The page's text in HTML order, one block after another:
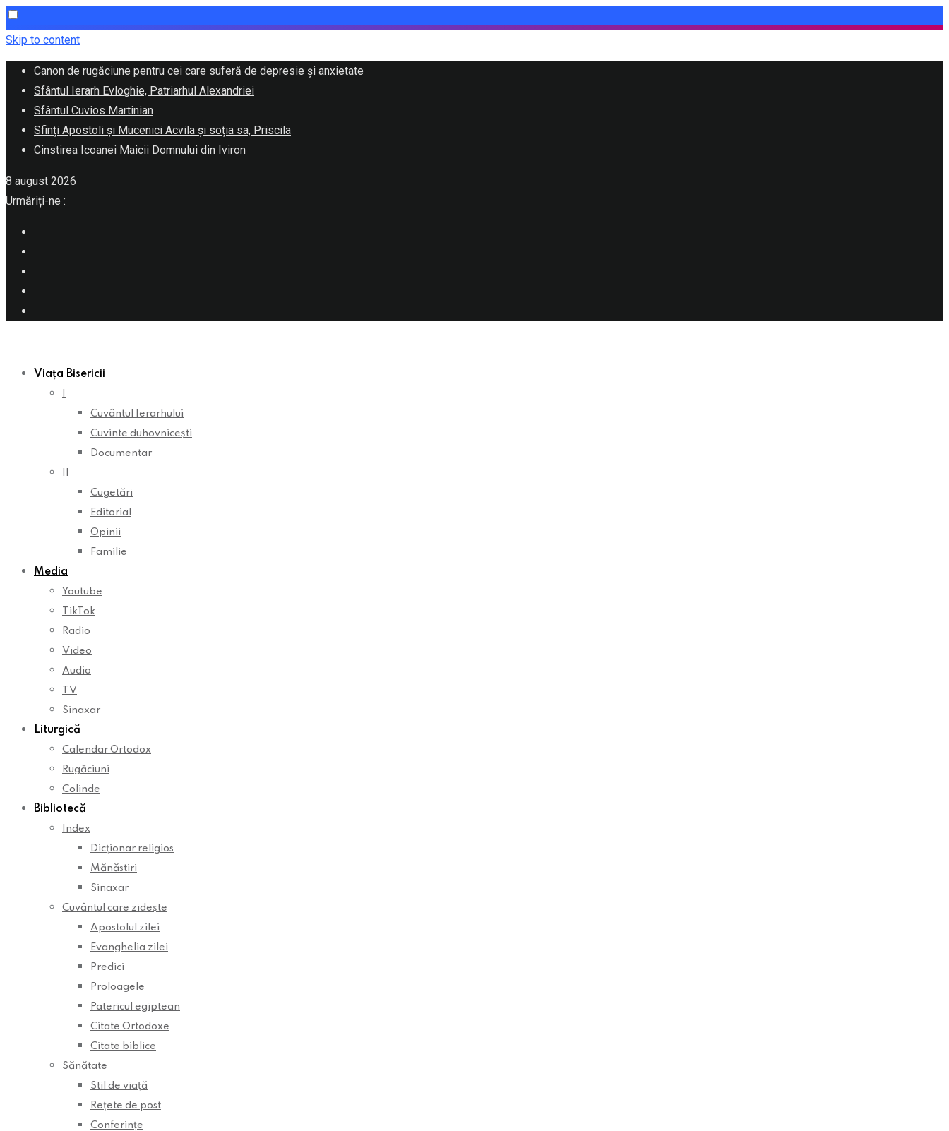
Skip to content
Canon de rugăciune pentru cei care suferă de depresie și anxietate
Sfântul Ierarh Evloghie, Patriarhul Alexandriei
Sfântul Cuvios Martinian
Sfinți Apostoli și Mucenici Acvila și soția sa, Priscila
Cinstirea Icoanei Maicii Domnului din Iviron
8 august 2026
Urmăriți-ne :
Viața Bisericii
Cuvântul Ierarhului
Cuvinte duhovnicești
Documentar
Cugetări
Editorial
Opinii
Familie
Media
Youtube
TikTok
Radio
Video
Audio
TV
Sinaxar
Liturgică
Calendar Ortodox
Rugăciuni
Colinde
Bibliotecă
Index
Dicționar religios
Mănăstiri
Sinaxar
Cuvântul care zidește
Apostolul zilei
Evanghelia zilei
Predici
Proloagele
Patericul egiptean
Citate Ortodoxe
Citate biblice
Sănătate
Stil de viață
Rețete de post
Conferințe